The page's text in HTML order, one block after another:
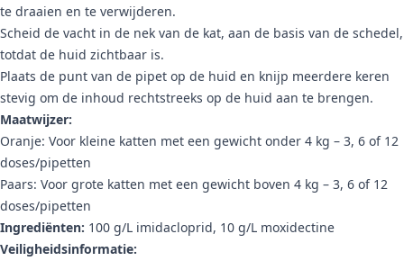
te draaien en te verwijderen.
Scheid de vacht in de nek van de kat, aan de basis van de schedel,
totdat de huid zichtbaar is.
Plaats de punt van de pipet op de huid en knijp meerdere keren
stevig om de inhoud rechtstreeks op de huid aan te brengen.
Maatwijzer:
Oranje: Voor kleine katten met een gewicht onder 4 kg – 3, 6 of 12
doses/pipetten
Paars: Voor grote katten met een gewicht boven 4 kg – 3, 6 of 12
doses/pipetten
Ingrediënten: 100 g/L imidacloprid, 10 g/L moxidectine
Veiligheidsinformatie: